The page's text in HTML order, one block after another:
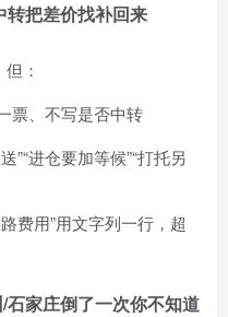
转把差价找补回来
：
票、不写是否中转
”“进仓要加等候”“打托另
费用”用文字列一行，超
家庄倒了一次你不知道